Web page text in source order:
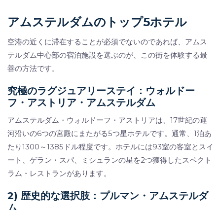
アムステルダムのトップ5ホテル
空港の近くに滞在することが必須でないのであれば、アムス
テルダム中心部の宿泊施設を選ぶのが、この街を体験する最
善の方法です。
究極のラグジュアリーステイ：ウォルドー
フ・アストリア・アムステルダム
アムステルダム・ウォルドーフ・アストリアは、17世紀の運
河沿いの6つの宮殿にまたがる5つ星ホテルです。通常、1泊あ
たり1300～1385ドル程度です。ホテルには93室の客室とスイ
ート、ゲラン・スパ、ミシュランの星を2つ獲得したスペクト
ラム・レストランがあります。
2) 歴史的な選択肢：プルマン・アムステルダ
ム